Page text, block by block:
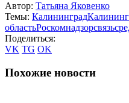
Автор: Татьяна Яковенко
Темы: Калининград
областьРоскомнадзорсвязь
Поделиться:
VK TG OK
Похожие новости